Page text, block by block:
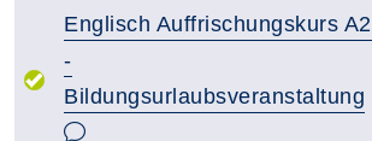
Englisch Auffrischungskurs A2
-
Bildungsurlaubsveranstaltung